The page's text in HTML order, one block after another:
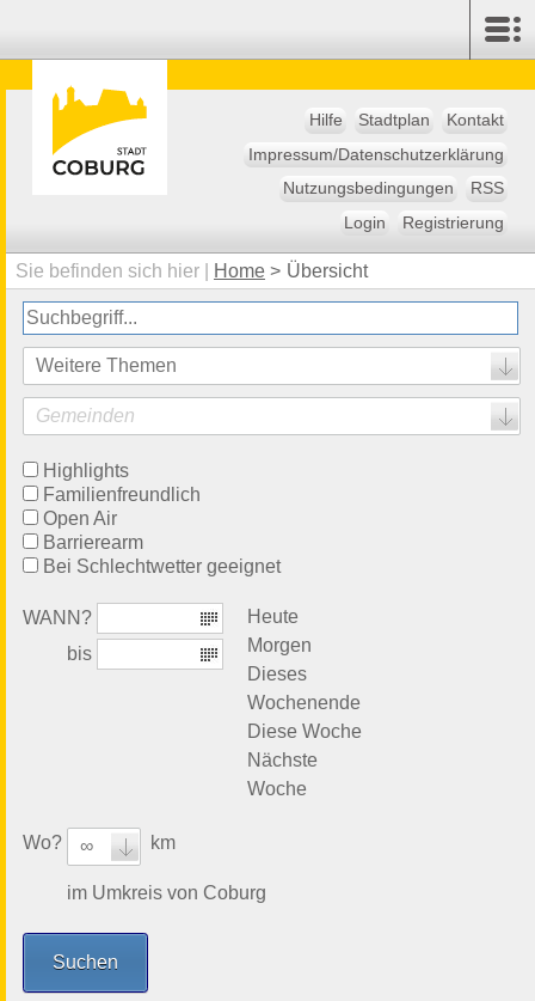
Hilfe Stadtplan
Kontakt
Impressum/Datenschutzerklärung
Nutzungsbedingungen
RSS
Login
Registrierung
Sie befinden sich hier | Home > Übersicht
Weitere Themen
Gemeinden
Highlights
Familienfreundlich
Open Air
Barrierearm
Bei Schlechtwetter geeignet
WANN?
bis
Heute
Morgen
Dieses
Wochenende
Diese Woche
Nächste
Woche
Wo? ∞ km
im Umkreis von Coburg